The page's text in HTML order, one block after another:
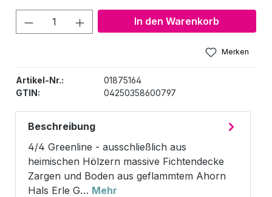
Produkt Anzahl: Gib den
In den Warenkorb
Merken
Artikel-Nr.:
01875164
GTIN:
04250358600797
Beschreibung
4/4 Greenline - ausschließlich aus
heimischen Hölzern massive Fichtendecke
Zargen und Boden aus geflammtem Ahorn
Hals Erle G… Mehr